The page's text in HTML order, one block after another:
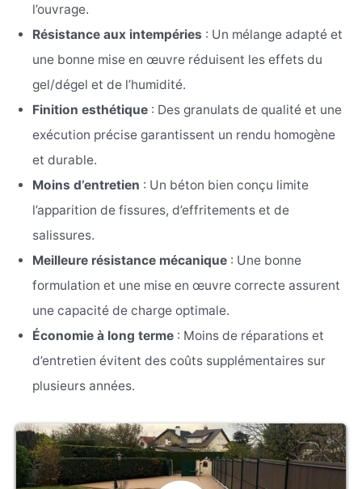
l’ouvrage.
Résistance aux intempéries : Un mélange adapté et
une bonne mise en œuvre réduisent les effets du
gel/dégel et de l’humidité.
Finition esthétique : Des granulats de qualité et une
exécution précise garantissent un rendu homogène
et durable.
Moins d’entretien : Un béton bien conçu limite
l’apparition de fissures, d’effritements et de
salissures.
Meilleure résistance mécanique : Une bonne
formulation et une mise en œuvre correcte assurent
une capacité de charge optimale.
Économie à long terme : Moins de réparations et
d’entretien évitent des coûts supplémentaires sur
plusieurs années.